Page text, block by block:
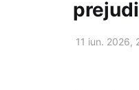
11 iun. 2026,